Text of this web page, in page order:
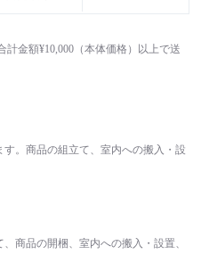
金額¥10,000（本体価格）以上で送
。商品の組立て、室内への搬入・設
商品の開梱、室内への搬入・設置、